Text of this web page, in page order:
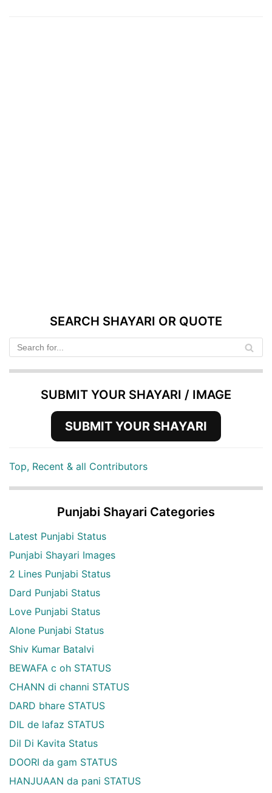
SEARCH SHAYARI OR QUOTE
SUBMIT YOUR SHAYARI / IMAGE
SUBMIT YOUR SHAYARI
Top, Recent & all Contributors
Punjabi Shayari Categories
Latest Punjabi Status
Punjabi Shayari Images
2 Lines Punjabi Status
Dard Punjabi Status
Love Punjabi Status
Alone Punjabi Status
Shiv Kumar Batalvi
BEWAFA c oh STATUS
CHANN di channi STATUS
DARD bhare STATUS
DIL de lafaz STATUS
Dil Di Kavita Status
DOORI da gam STATUS
HANJUAAN da pani STATUS